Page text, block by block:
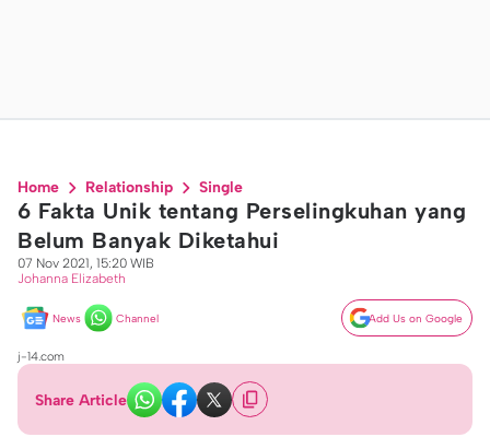
Home Relationship Single
6 Fakta Unik tentang Perselingkuhan yang
Belum Banyak Diketahui
07 Nov 2021, 15:20 WIB
Johanna Elizabeth
News Channel Add Us on Google
j-14.com
Share Article